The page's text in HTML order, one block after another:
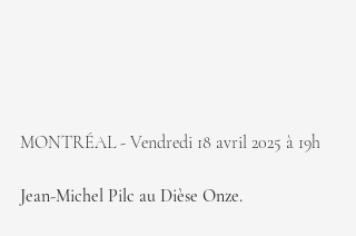
MONTRÉAL - Vendredi 18 avril 2025 à 19h
Jean-Michel Pilc au Dièse Onze.